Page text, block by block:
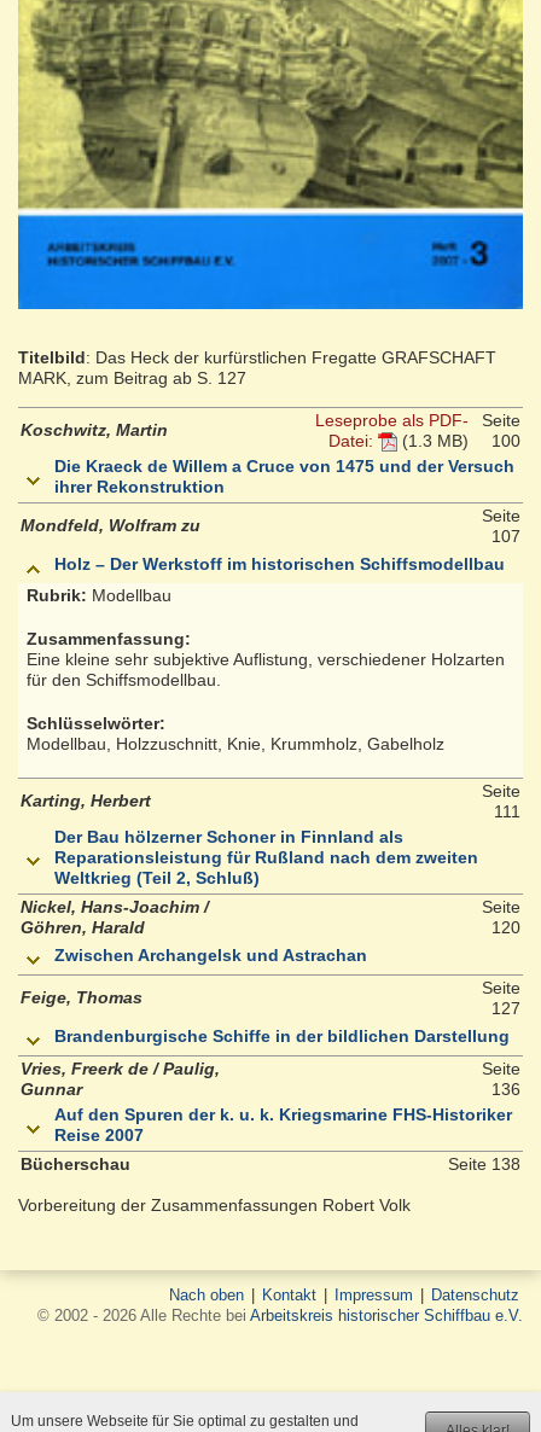
Titelbild: Das Heck der kurfürstlichen Fregatte GRAFSCHAFT
MARK, zum Beitrag ab S. 127
Koschwitz, Martin
Leseprobe als PDF-
Datei:
(1.3 MB)
Seite
100
Die Kraeck de Willem a Cruce von 1475 und der Versuch
ihrer Rekonstruktion
Mondfeld, Wolfram zu
Seite
107
Holz – Der Werkstoff im historischen Schiffsmodellbau
Rubrik: Modellbau
Zusammenfassung:
Eine kleine sehr subjektive Auflistung, verschiedener Holzarten
für den Schiffsmodellbau.
Schlüsselwörter:
Modellbau, Holzzuschnitt, Knie, Krummholz, Gabelholz
Karting, Herbert
Seite
111
Der Bau hölzerner Schoner in Finnland als
Reparationsleistung für Rußland nach dem zweiten
Weltkrieg (Teil 2, Schluß)
Nickel, Hans-Joachim /
Göhren, Harald
Seite
120
Zwischen Archangelsk und Astrachan
Feige, Thomas
Seite
127
Brandenburgische Schiffe in der bildlichen Darstellung
Vries, Freerk de / Paulig,
Gunnar
Seite
136
Auf den Spuren der k. u. k. Kriegsmarine FHS-Historiker
Reise 2007
Bücherschau
Seite 138
Vorbereitung der Zusammenfassungen Robert Volk
Nach oben | Kontakt | Impressum | Datenschutz
© 2002 - 2026 Alle Rechte bei Arbeitskreis historischer Schiffbau e.V.
Um unsere Webseite für Sie optimal zu gestalten und